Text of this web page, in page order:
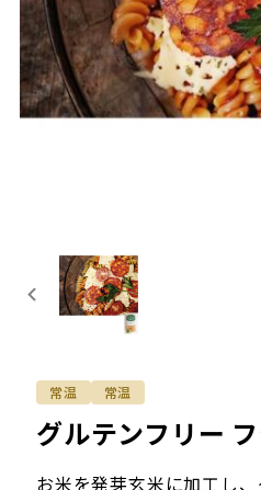
グルテンフリー
お米を発芽玄米に加工し
常温 常温